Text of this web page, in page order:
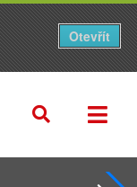
Otevřít